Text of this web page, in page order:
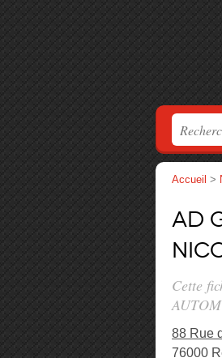
Accueil >
AD
Cette
88 Rue
76000